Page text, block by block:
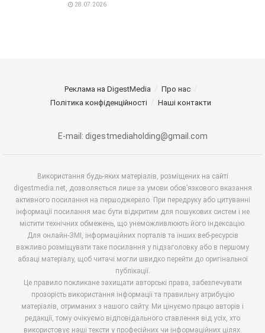
28.07.2026
Реклама на DigestMedia
Про нас
Політика конфіденційності
Наші контакти
E-mail: digestmediaholding@gmail.com
Використання будь-яких матеріалів, розміщених на сайті
digestmedia.net, дозволяється лише за умови обов’язкового вказання
активного посилання на першоджерело. При передруку або цитуванні
інформації посилання має бути відкритим для пошукових систем і не
містити технічних обмежень, що унеможливлюють його індексацію.
Для онлайн-ЗМІ, інформаційних порталів та інших веб-ресурсів
важливо розміщувати таке посилання у підзаголовку або в першому
абзаці матеріалу, щоб читачі могли швидко перейти до оригінальної
публікації.
Це правило покликане захищати авторські права, забезпечувати
прозорість використання інформації та правильну атрибуцію
матеріалів, отриманих з нашого сайту. Ми цінуємо працю авторів і
редакції, тому очікуємо відповідального ставлення від усіх, хто
використовує наші тексти у професійних чи інформаційних цілях.